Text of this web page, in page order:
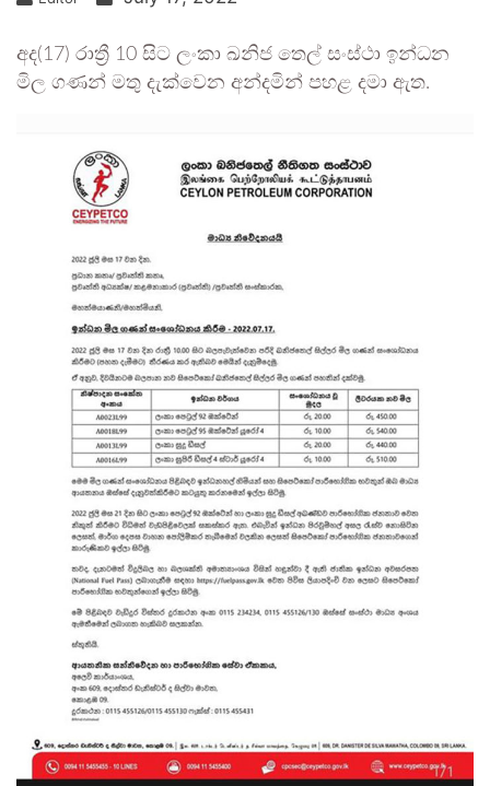
අද(17) රාත්‍රී 10 සිට ලංකා ඛනිජ තෙල් සංස්ථා ඉන්ධන
මිල ගණන් මතු දැක්වෙන අන්දමින් පහළ දමා ඇත.